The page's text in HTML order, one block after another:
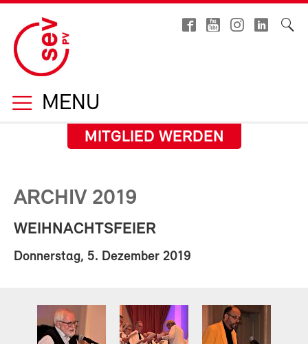
MENU
MITGLIED WERDEN
ARCHIV 2019
WEIHNACHTSFEIER
Donnerstag, 5. Dezember 2019